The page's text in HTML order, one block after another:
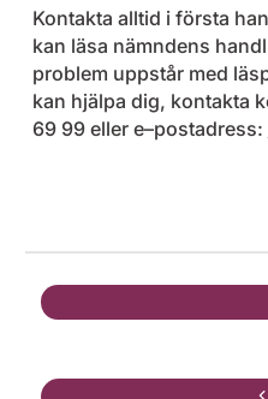
Kontakta alltid i första
kan läsa nämndens
problem uppstår med
kan hjälpa dig, kontakta
69 99 eller e–postadress: